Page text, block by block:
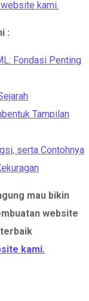
website kami.
:
Fondasi Penting
Tampilan
serta Contohnya
mau bikin
website
kami.